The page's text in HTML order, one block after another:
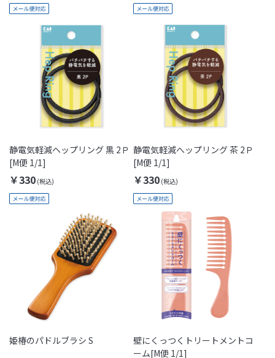
静電気軽減ヘップリング 黒 2Ｐ
[M便 1/1]
￥330
静電気軽減へップリング 茶 2Ｐ
[M便 1/1]
￥330
姫椿のパドルブラシ S
壁にくっつくトリートメントコ
ーム[M便 1/1]